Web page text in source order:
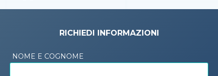
RICHIEDI INFORMAZIONI
NOME E COGNOME